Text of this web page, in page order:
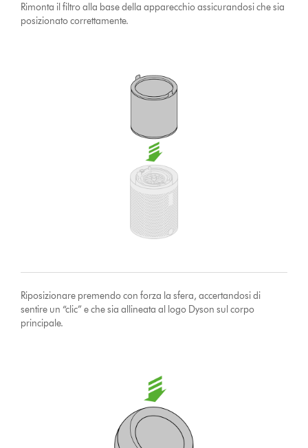
Rimonta il filtro alla base della apparecchio assicurandosi che sia
posizionato correttamente.
Riposizionare premendo con forza la sfera, accertandosi di
sentire un “clic” e che sia allineata al logo Dyson sul corpo
principale.